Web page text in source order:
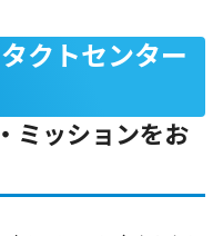
クトセンター
ミッションをお